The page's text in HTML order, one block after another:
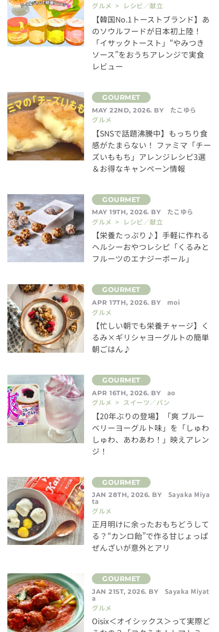
グルメ > レシピ／献立
【韓国No.1トーストブランド】あ
のソウルフードが日本初上陸！
「イサックトースト」“やみつき
ソース”をおうちアレンジで実食
レビュー
MAY 22ND, 2026. BY
たこゆら
グルメ
【SNSで話題沸騰中】もっちり食
感がたまらない！ ファミマ「チー
ズいももち」アレンジレシピ3選
＆お得なキャンペーン情報
MAY 19TH, 2026. BY
たこゆら
グルメ > レシピ／献立
【栄養たっぷり♪】手軽に作れる
ヘルシーおやつレシピ「くるみと
フルーツのエナジーボール」
APR 17TH, 2026. BY
moi
グルメ
【忙しい朝でも栄養チャージ】く
るみ×ギリシャヨーグルトの簡単
朝ごはん♪
APR 16TH, 2026. BY
ao
グルメ > スイーツ／パン
【20年ぶりの登場】「爽 ブルー
ベリーヨーグルト味」を「しゅわ
しゅわ、あわあわ！」映えアレン
ジ！
JAN 28TH, 2026. BY Sayaka Miya
ta
グルメ
正月明けに余ったおもちどうして
る？“カンロ飴”で作る甘じょっぱ
ぜんざいが意外とアリ
JAN 21ST, 2026. BY Sayaka Miyat
a
グルメ
Oisix＜オイシックス＞って実際ど